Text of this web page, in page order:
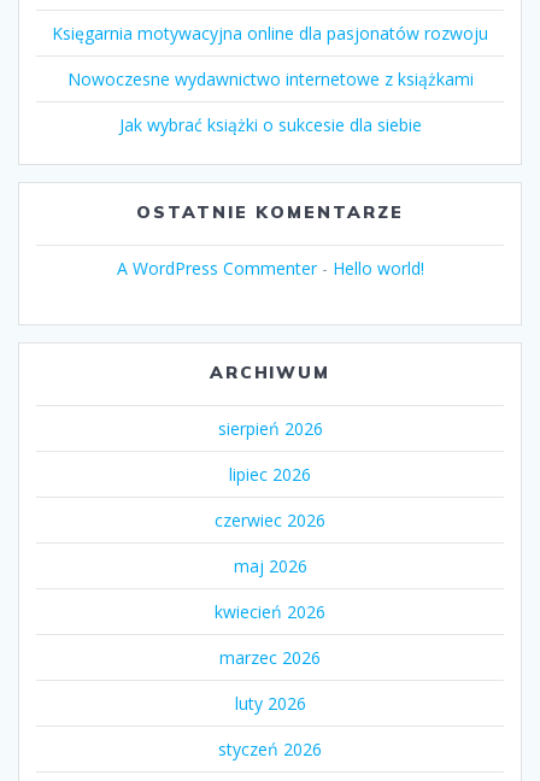
Księgarnia motywacyjna online dla pasjonatów rozwoju
Nowoczesne wydawnictwo internetowe z książkami
Jak wybrać książki o sukcesie dla siebie
OSTATNIE KOMENTARZE
A WordPress Commenter- Hello world!
ARCHIWUM
sierpień 2026
lipiec 2026
czerwiec 2026
maj 2026
kwiecień 2026
marzec 2026
luty 2026
styczeń 2026